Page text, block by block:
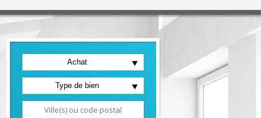
Achat
Type de bien